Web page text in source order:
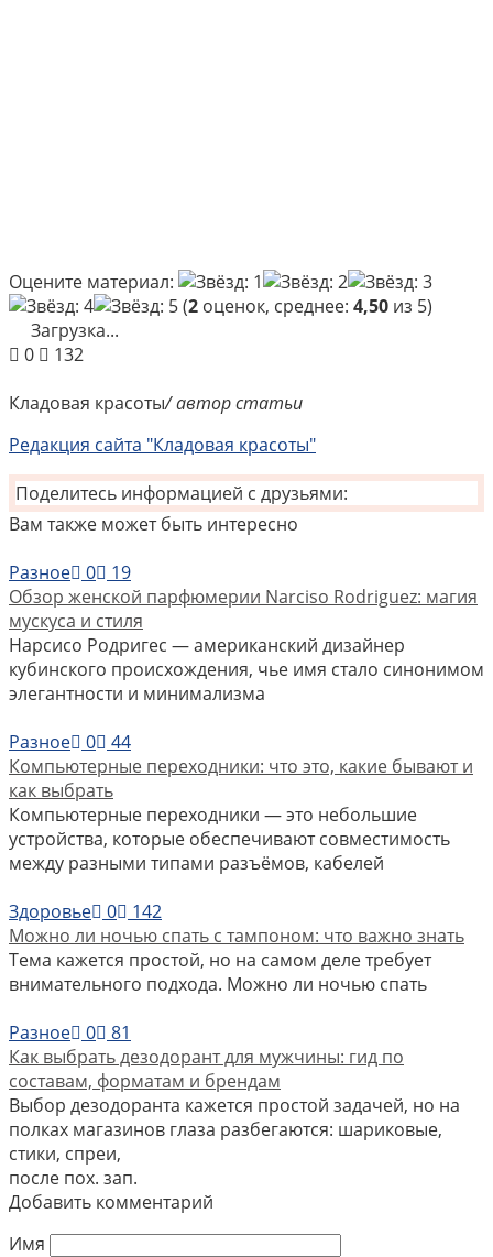
Оцените материал:
(2 оценок, среднее: 4,50 из 5)
Загрузка...
0
132
Кладовая красоты/ автор статьи
Редакция сайта "Кладовая красоты"
Поделитесь информацией с друзьями:
Вам также может быть интересно
Разное
0
19
Обзор женской парфюмерии Narciso Rodriguez: магия
мускуса и стиля
Нарсисо Родригес — американский дизайнер
кубинского происхождения, чье имя стало синонимом
элегантности и минимализма
Разное
0
44
Компьютерные переходники: что это, какие бывают и
как выбрать
Компьютерные переходники — это небольшие
устройства, которые обеспечивают совместимость
между разными типами разъёмов, кабелей
Здоровье
0
142
Можно ли ночью спать с тампоном: что важно знать
Тема кажется простой, но на самом деле требует
внимательного подхода. Можно ли ночью спать
Разное
0
81
Как выбрать дезодорант для мужчины: гид по
составам, форматам и брендам
Выбор дезодоранта кажется простой задачей, но на
полках магазинов глаза разбегаются: шариковые,
стики, спреи,
после пох. зап.
Добавить комментарий
Имя